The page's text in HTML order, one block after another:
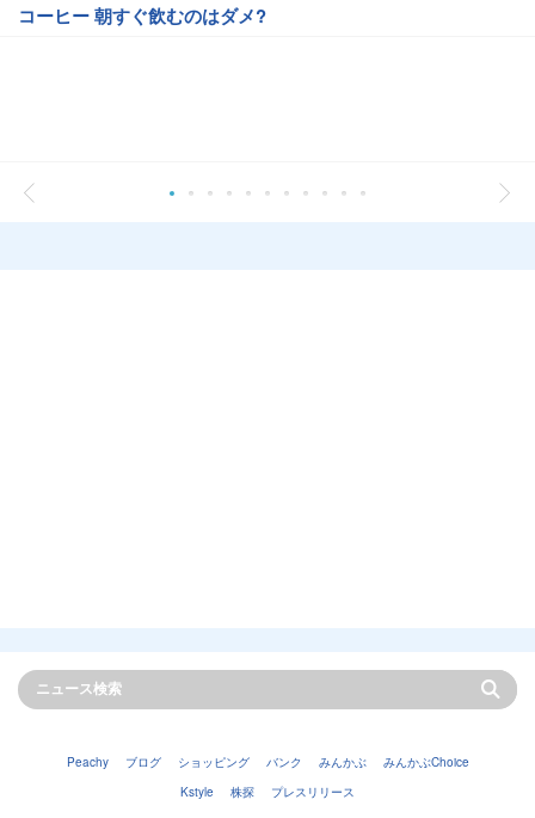
コーヒー 朝すぐ飲むのはダメ?
Peachy ブログ ショッピング バンク みんかぶ
みんかぶChoice
Kstyle
株探 プレスリリース